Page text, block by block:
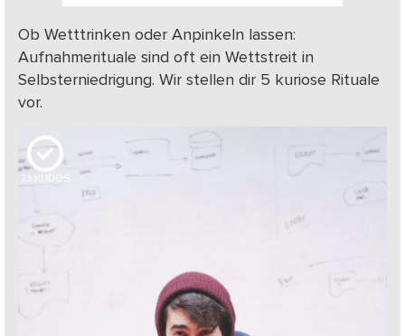
Ob Wetttrinken oder Anpinkeln lassen:
Aufnahmerituale sind oft ein Wettstreit in
Selbsterniedrigung. Wir stellen dir 5 kuriose Rituale
vor.
23 KUDOS